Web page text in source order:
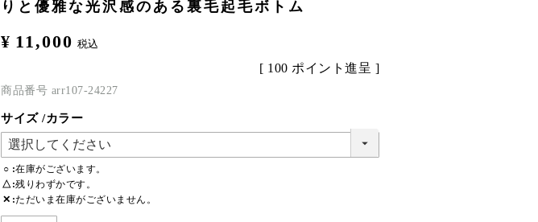
りと優雅な光沢感のある裏毛起毛ボトム
¥ 11,000 税込
[ 100 ポイント進呈 ]
商品番号 arr107-24227
サイズ カラー
○ 在庫がございます。
△ 残りわずかです。
✕ ただいま在庫がございません。